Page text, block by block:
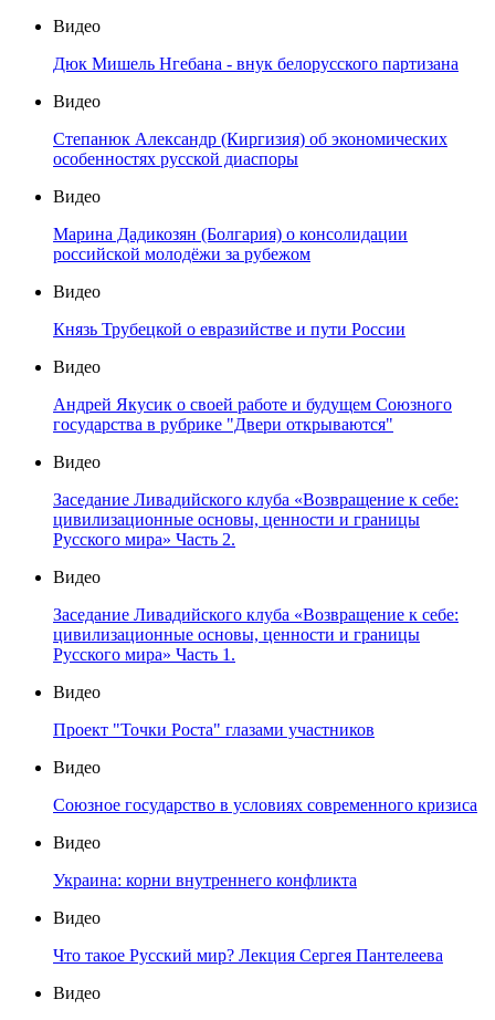
Видео
Дюк Мишель Нгебана - внук белорусского партизана
Видео
Степанюк Александр (Киргизия) об экономических
особенностях русской диаспоры
Видео
Марина Дадикозян (Болгария) о консолидации
российской молодёжи за рубежом
Видео
Князь Трубецкой о евразийстве и пути России
Видео
Андрей Якусик о своей работе и будущем Союзного
государства в рубрике "Двери открываются"
Видео
Заседание Ливадийского клуба «Возвращение к себе:
цивилизационные основы, ценности и границы
Русского мира» Часть 2.
Видео
Заседание Ливадийского клуба «Возвращение к себе:
цивилизационные основы, ценности и границы
Русского мира» Часть 1.
Видео
Проект "Точки Роста" глазами участников
Видео
Союзное государство в условиях современного кризиса
Видео
Украина: корни внутреннего конфликта
Видео
Что такое Русский мир? Лекция Сергея Пантелеева
Видео